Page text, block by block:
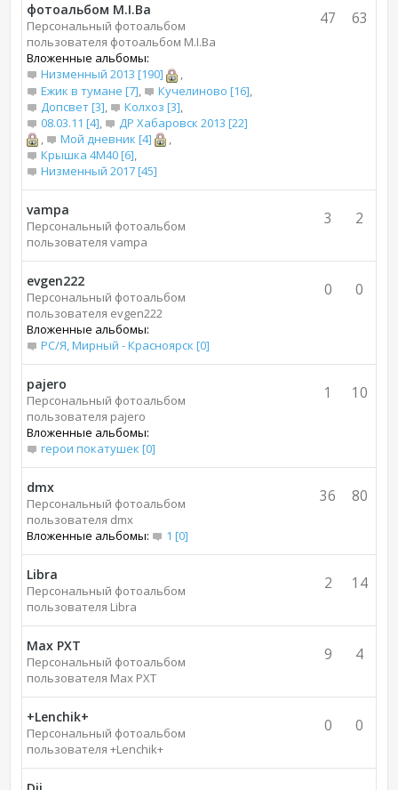
фотоальбом M.I.Bа
Персональный фотоальбом
пользователя фотоальбом M.I.Bа
Вложенные альбомы:
Низменный 2013 [190]
,
Ежик в тумане [7]
Кучелиново [16]
Допсвет [3]
Колхоз [3]
08.03.11 [4]
ДР Хабаровск 2013 [22]
Мой дневник [4]
Крышка 4М40 [6],
Низменный 2017 [45]
63
47
vampa
Персональный фотоальбом
пользователя vampa
2
3
evgen222
Персональный фотоальбом
пользователя evgen222
Вложенные альбомы:
РС/Я, Мирный - Красноярск [0]
0
0
pajero
Персональный фотоальбом
пользователя pajero
Вложенные альбомы:
герои покатушек [0]
10
1
dmx
Персональный фотоальбом
пользователя dmx
Вложенные альбомы:
1 [0]
80
36
Libra
Персональный фотоальбом
пользователя Libra
14
2
Max PXT
Персональный фотоальбом
пользователя Max PXT
4
9
+Lenchik+
Персональный фотоальбом
пользователя +Lenchik+
0
0